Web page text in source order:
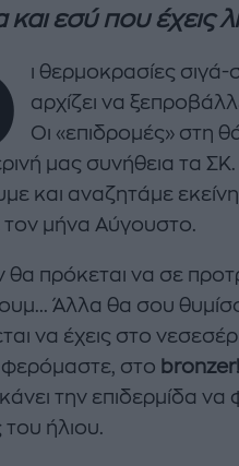
εσύ που έχεις
ι θερμοκρασίες σιγά-
αρχίζει να
Οι «επιδρομές» στη
μας συνήθεια τα ΣΚ.
και αναζητάμε
τον μήνα Αύγουστο.
θα πρόκεται να σε
Άλλα θα σου
να έχεις στο
στο bronzer!
την επιδερμίδα να
του ήλιου.
ΑΠΟΣΤΟΛΟΠΟΥΛΟΥ
καλοκαιρινή
σαλάτα με
φέτα και φράουλες